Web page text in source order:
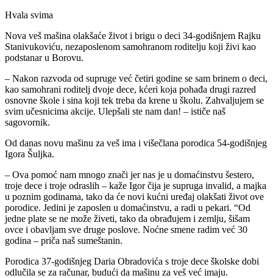
Hvala svima
Nova veš mašina olakšaće život i brigu o deci 34-godišnjem Rajku
Stanivukoviću, nezaposlenom samohranom roditelju koji živi kao
podstanar u Borovu.
– Nakon razvoda od supruge već četiri godine se sam brinem o deci,
kao samohrani roditelj dvoje dece, kćeri koja pohađa drugi razred
osnovne škole i sina koji tek treba da krene u školu. Zahvaljujem se
svim učesnicima akcije. Ulepšali ste nam dan! – ističe naš
sagovornik.
Od danas novu mašinu za veš ima i višečlana porodica 54-godišnjeg
Igora Šuljka.
– Ova pomoć nam mnogo znači jer nas je u domaćinstvu šestero,
troje dece i troje odraslih – kaže Igor čija je supruga invalid, a majka
u poznim godinama, tako da će novi kućni uređaj olakšati život ove
porodice. Jedini je zaposlen u domaćinstvu, a radi u pekari. “Od
jedne plate se ne može živeti, tako da obrađujem i zemlju, šišam
ovce i obavljam sve druge poslove. Noćne smene radim već 30
godina – priča naš sumeštanin.
Porodica 37-godišnjeg Daria Obradovića s troje dece školske dobi
odlučila se za računar, budući da mašinu za veš već imaju.